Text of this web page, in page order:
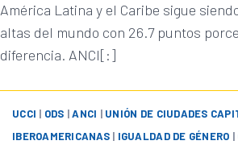
América Latina y el Caribe sigue
altas del mundo con 26.7 puntos
diferencia. ANCI[:]
UCCI | ODS |ANCI | UNIÓN DE CIUDADES
IBEROAMERICANAS| IGUALDAD DE GÉNERO |